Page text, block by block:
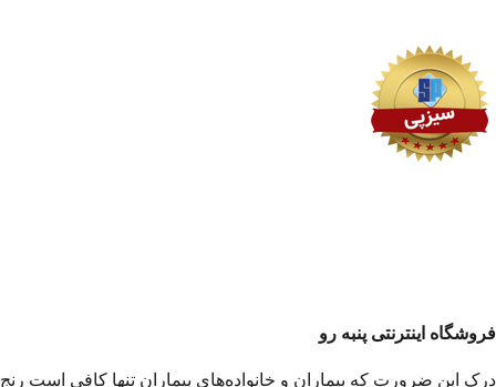
فروشگاه اینترنتی پنبه رو
درک این ضرورت که بیماران و خانواده‌های بیماران تنها کافی است رنج